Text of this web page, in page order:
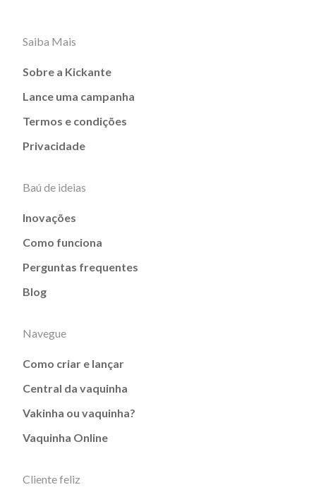
Saiba Mais
Sobre a Kickante
Lance uma campanha
Termos e condições
Privacidade
Baú de ideias
Inovações
Como funciona
Perguntas frequentes
Blog
Navegue
Como criar e lançar
Central da vaquinha
Vakinha ou vaquinha?
Vaquinha Online
Cliente feliz